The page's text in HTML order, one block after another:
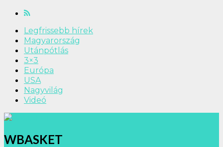
Legfrissebb hírek
Magyarország
Utánpótlás
3×3
Európa
USA
Nagyvilág
Videó
WBASKET